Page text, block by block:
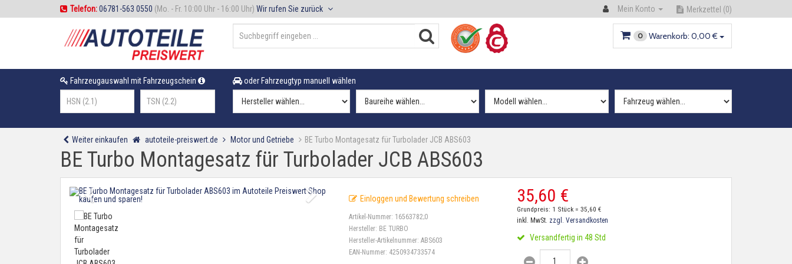
Telefon:06781-563 0550 (Mo. - Fr. 10:00 Uhr - 16:00 Uhr) Wir rufen Sie zurück Mein Konto Merkzettel (0)
0 Warenkorb: 0,00 €
Fahrzeugauswahl mit Fahrzeugschein oder Fahrzeugtyp manuell wählen
Weiter einkaufen autoteile-preiswert.de Motor und Getriebe BE Turbo Montagesatz für Turbolader JCB ABS603
BE Turbo Montagesatz für Turbolader JCB ABS603
Einloggen und Bewertung schreiben
Artikel-Nummer: 16563782;0
Hersteller: BE TURBO
Hersteller-Artikelnummer:ABS603
EAN-Nummer: 4250934733574
35,60 €
Grundpreis: 1 Stück = 35,60 €
inkl. MwSt. zzgl. Versandkosten
Versandfertig in 48 Std